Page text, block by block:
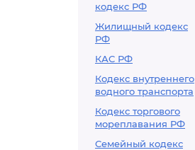
кодекс РФ
Жилищный кодекс
РФ
КАС РФ
Кодекс внутреннего
водного транспорта
Кодекс торгового
мореплавания РФ
Семейный кодекс